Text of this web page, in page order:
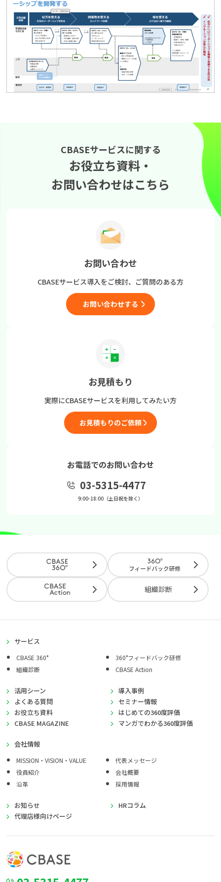
CBASEサービスに関する
お役立ち資料・
お問い合わせはこちら
お問い合わせ
CBASEサービス導入をご検討、 ご質問のある方
お問い合わせする
お見積もり
実際にCBASEサービスを利用してみたい方
お見積もりのご依頼
お電話でのお問い合わせ
03-5315-4477
9:00-18:00（土日祝を除く）
組織診断
サービス
CBASE 360°
360°フィードバック研修
組織診断
CBASE Action
活用シーン
導入事例
よくある質問
セミナー情報
お役立ち資料
はじめての360度評価
CBASE MAGAZINE
マンガでわかる360度評価
会社情報
MISSION・VISION・VALUE
代表メッセージ
役員紹介
会社概要
沿革
採用情報
お知らせ
HRコラム
代理店様向けページ